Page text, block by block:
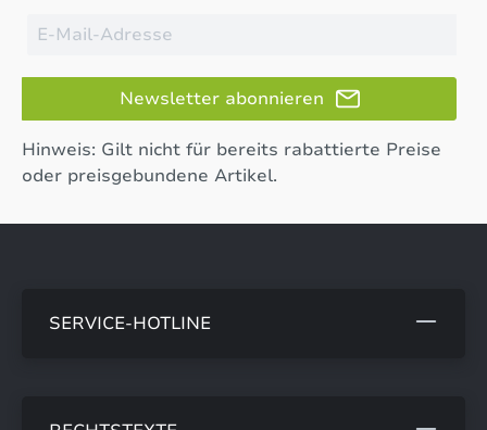
Newsletter abonnieren
Hinweis: Gilt nicht für bereits rabattierte Preise
oder preisgebundene Artikel.
SERVICE-HOTLINE